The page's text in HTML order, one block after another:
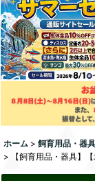
ホーム > 飼育用品・器具
>
【飼育用品・器具】